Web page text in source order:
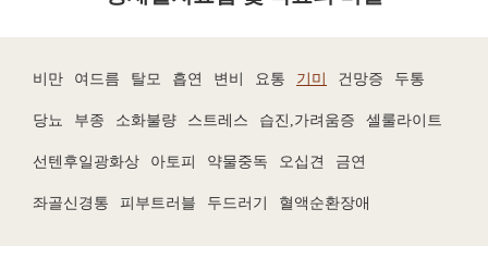
비만 여드름 탈모 흡연 변비 요통 기미 건망증 두통
당뇨 부종 소화불량 스트레스 습진,가려움증 셀룰라이트
선텐후일광화상 아토피 약물중독 오십견 금연
좌골신경통 피부트러블 두드러기 혈액순환장애